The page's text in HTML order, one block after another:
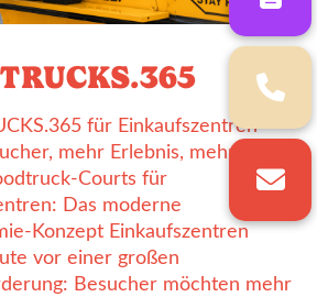
für Einkaufszentren –
mehr Erlebnis, mehr
Courts für
Das moderne
Konzept Einkaufszentren
vor einer großen
Besucher möchten mehr